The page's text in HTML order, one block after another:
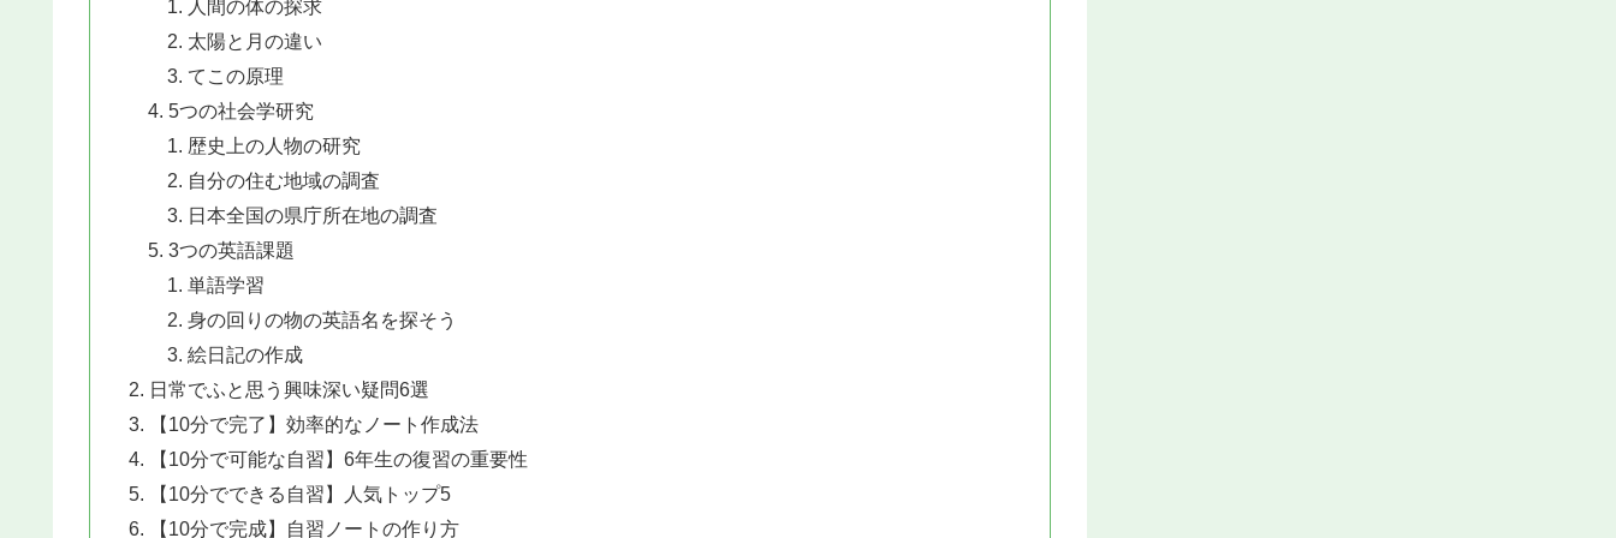
人間の体の探求
太陽と月の違い
てこの原理
5つの社会学研究
歴史上の人物の研究
自分の住む地域の調査
日本全国の県庁所在地の調査
3つの英語課題
単語学習
身の回りの物の英語名を探そう
絵日記の作成
日常でふと思う興味深い疑問6選
【10分で完了】効率的なノート作成法
【10分で可能な自習】6年生の復習の重要性
【10分でできる自習】人気トップ5
【10分で完成】自習ノートの作り方